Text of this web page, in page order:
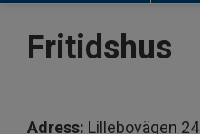
Fritidshus
Adress: Lillebovägen 24